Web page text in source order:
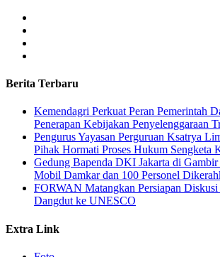
Berita Terbaru
Kemendagri Perkuat Peran Pemerintah
Penerapan Kebijakan Penyelenggaraan
Pengurus Yayasan Perguruan Ksatrya
Pihak Hormati Proses Hukum Sengketa
Gedung Bapenda DKI Jakarta di
Mobil Damkar dan 100 Personel
FORWAN Matangkan Persiapan
Dangdut ke UNESCO
Extra Link